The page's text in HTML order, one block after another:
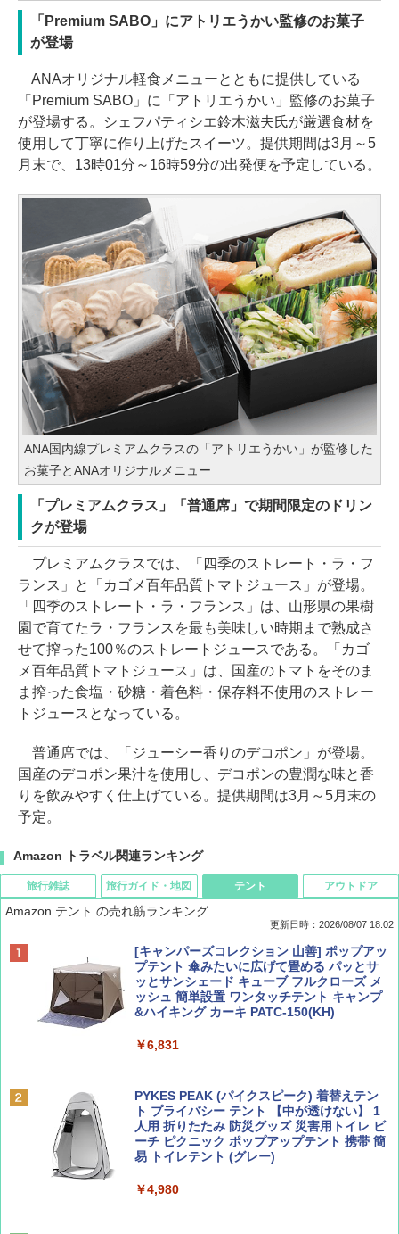
「Premium SABO」にアトリエうかい監修のお菓子
が登場
ANAオリジナル軽食メニューとともに提供している
「Premium SABO」に「アトリエうかい」監修のお菓子
が登場する。シェフパティシエ鈴木滋夫氏が厳選食材を
使用して丁寧に作り上げたスイーツ。提供期間は3月～5
月末で、13時01分～16時59分の出発便を予定している。
ANA国内線プレミアムクラスの「アトリエうかい」が監修した
お菓子とANAオリジナルメニュー
「プレミアムクラス」「普通席」で期間限定のドリン
クが登場
プレミアムクラスでは、「四季のストレート・ラ・フ
ランス」と「カゴメ百年品質トマトジュース」が登場。
「四季のストレート・ラ・フランス」は、山形県の果樹
園で育てたラ・フランスを最も美味しい時期まで熟成さ
せて搾った100％のストレートジュースである。「カゴ
メ百年品質トマトジュース」は、国産のトマトをそのま
ま搾った食塩・砂糖・着色料・保存料不使用のストレー
トジュースとなっている。
普通席では、「ジューシー香りのデコポン」が登場。
国産のデコポン果汁を使用し、デコポンの豊潤な味と香
りを飲みやすく仕上げている。提供期間は3月～5月末の
予定。
Amazon トラベル関連ランキング
旅行雑誌
ディズニーファン ２０２６年 ９月号 [雑
誌] (ＤＩＳＮＥＹ ＦＡＮ)
￥713
￥1,500
旅行ガイド・地図
僕が見た未来【完全版】
￥0
￥2,079
球の歩き方A ヨーロッパ
テント
Amazon テント の売れ筋ランキング
更新日時：2026/08/07 18:02
[キャンパーズコレクション 山善] ポップアッ
プテント 傘みたいに広げて畳める パッとサ
ッとサンシェード キューブ フルクローズ メ
ッシュ 簡単設置 ワンタッチテント キャンプ
&ハイキング カーキ PATC-150(KH)
￥6,831
PYKES PEAK (パイクスピーク) 着替えテン
ト プライバシー テント 【中が透けない】 1
人用 折りたたみ 防災グッズ 災害用トイレ ビ
ーチ ピクニック ポップアップテント 携帯 簡
易 トイレテント (グレー)
￥4,980
アウトドア